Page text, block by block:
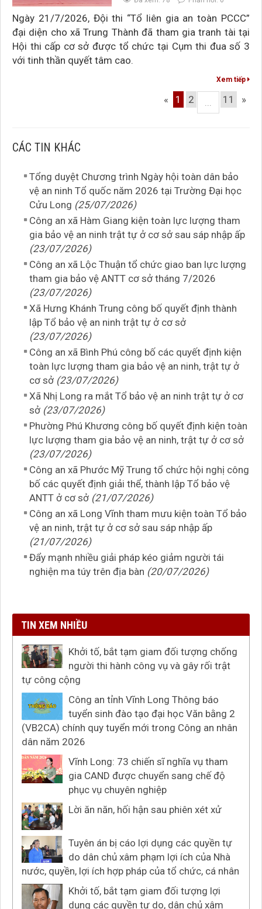
Ngày 21/7/2026, Đội thi “Tổ liên gia an toàn PCCC”
đại diện cho xã Trung Thành đã tham gia tranh tài tại
Hội thi cấp cơ sở được tổ chức tại Cụm thi đua số 3
với tinh thần quyết tâm cao.
Xem tiếp
« 1 2 ... 11 »
CÁC TIN KHÁC
Tổng duyệt Chương trình Ngày hội toàn dân bảo
vệ an ninh Tổ quốc năm 2026 tại Trường Đại học
Cửu Long (25/07/2026)
Công an xã Hàm Giang kiện toàn lực lượng tham
gia bảo vệ an ninh trật tự ở cơ sở sau sáp nhập ấp
(23/07/2026)
Công an xã Lộc Thuận tổ chức giao ban lực lượng
tham gia bảo vệ ANTT cơ sở tháng 7/2026
(23/07/2026)
Xã Hưng Khánh Trung công bố quyết định thành
lập Tổ bảo vệ an ninh trật tự ở cơ sở
(23/07/2026)
Công an xã Bình Phú công bố các quyết định kiện
toàn lực lượng tham gia bảo vệ an ninh, trật tự ở
cơ sở (23/07/2026)
Xã Nhị Long ra mắt Tổ bảo vệ an ninh trật tự ở cơ
sở (23/07/2026)
Phường Phú Khương công bố quyết định kiện toàn
lực lượng tham gia bảo vệ an ninh, trật tự ở cơ sở
(23/07/2026)
Công an xã Phước Mỹ Trung tổ chức hội nghị công
bố các quyết định giải thể, thành lập Tổ bảo vệ
ANTT ở cơ sở (21/07/2026)
Công an xã Long Vĩnh tham mưu kiện toàn Tổ bảo
vệ an ninh, trật tự ở cơ sở sau sáp nhập ấp
(21/07/2026)
Đẩy mạnh nhiều giải pháp kéo giảm người tái
nghiện ma túy trên địa bàn (20/07/2026)
TIN XEM NHIỀU
Khởi tố, bắt tạm giam đối tượng chống
người thi hành công vụ và gây rối trật
tự công cộng
Công an tỉnh Vĩnh Long Thông báo
tuyển sinh đào tạo đại học Văn bằng 2
(VB2CA) chính quy tuyển mới trong Công an nhân
dân năm 2026
Vĩnh Long: 73 chiến sĩ nghĩa vụ tham
gia CAND được chuyển sang chế độ
phục vụ chuyên nghiệp
Lời ăn năn, hối hận sau phiên xét xử
Tuyên án bị cáo lợi dụng các quyền tự
do dân chủ xâm phạm lợi ích của Nhà
nước, quyền, lợi ích hợp pháp của tổ chức, cá nhân
Khởi tố, bắt tạm giam đối tượng lợi
dụng các quyền tự do, dân chủ xâm